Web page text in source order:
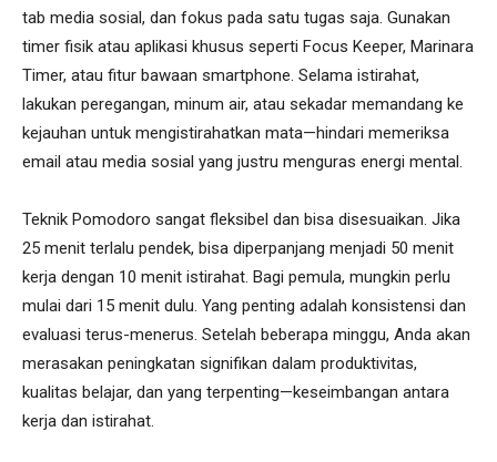
tab media sosial, dan fokus pada satu tugas saja. Gunakan
timer fisik atau aplikasi khusus seperti Focus Keeper, Marinara
Timer, atau fitur bawaan smartphone. Selama istirahat,
lakukan peregangan, minum air, atau sekadar memandang ke
kejauhan untuk mengistirahatkan mata—hindari memeriksa
email atau media sosial yang justru menguras energi mental.
Teknik Pomodoro sangat fleksibel dan bisa disesuaikan. Jika
25 menit terlalu pendek, bisa diperpanjang menjadi 50 menit
kerja dengan 10 menit istirahat. Bagi pemula, mungkin perlu
mulai dari 15 menit dulu. Yang penting adalah konsistensi dan
evaluasi terus-menerus. Setelah beberapa minggu, Anda akan
merasakan peningkatan signifikan dalam produktivitas,
kualitas belajar, dan yang terpenting—keseimbangan antara
kerja dan istirahat.